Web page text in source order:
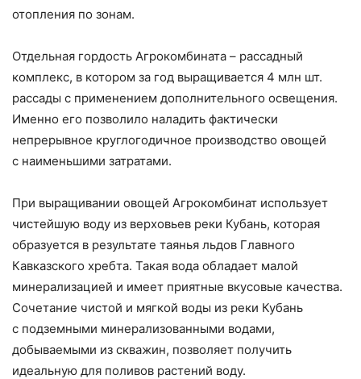
отопления по зонам.
Отдельная гордость Агрокомбината – ​рассадный
комплекс, в котором за год выращивается 4 млн шт.
рассады с применением дополнительного освещения.
Именно его позволило наладить фактически
непрерывное круглогодичное производство овощей
с наименьшими затратами.
При выращивании овощей Агрокомбинат использует
чистейшую воду из верховьев реки Кубань, которая
образуется в результате таянья льдов Главного
Кавказского хребта. Такая вода обладает малой
минерализацией и имеет приятные вкусовые качества.
Сочетание чистой и мягкой воды из реки Кубань
с подземными минерализованными водами,
добываемыми из скважин, позволяет получить
идеальную для поливов растений воду.